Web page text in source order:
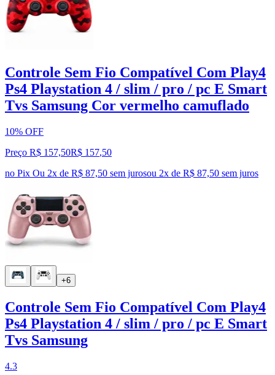
Controle Sem Fio Compatível Com Play4
Ps4 Playstation 4 / slim / pro / pc E Smart
Tvs Samsung Cor vermelho camuflado
10% OFF
Preço R$ 157,50R$ 157,50
no Pix Ou 2x de R$ 87,50 sem jurosou 2x de R$ 87,50 sem juros
+6
Controle Sem Fio Compatível Com Play4
Ps4 Playstation 4 / slim / pro / pc E Smart
Tvs Samsung
4.3